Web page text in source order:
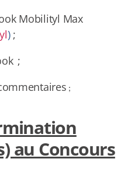
Mobilityl Max
);
;
;
au Concours